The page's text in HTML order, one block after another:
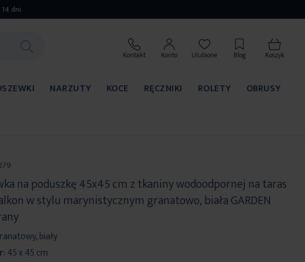
dni
Kontakt Konto Ulubione Blog Koszyk
NARZUTY KOCE RĘCZNIKI ROLETY
OBRUSY
na poduszkę 45x45 cm z tkaniny wodoodpornej na taras
w stylu marynistycznym granatowo, biała GARDEN
biały
45 x 45 cm